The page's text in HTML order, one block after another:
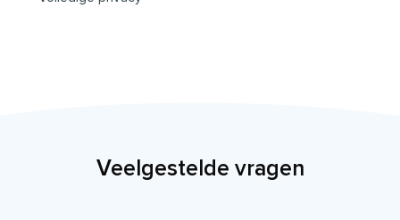
Veelgestelde vragen